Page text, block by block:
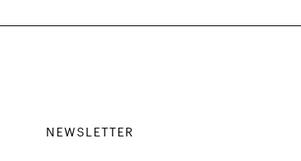
NEWSLETTER